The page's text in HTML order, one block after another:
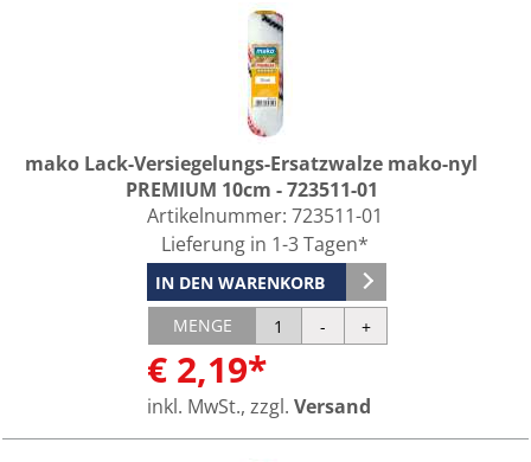
mako Lack-Versiegelungs-Ersatzwalze mako-nyl
PREMIUM 10cm - 723511-01
Artikelnummer:723511-01
Lieferung in 1-3 Tagen*
IN DEN WARENKORB
MENGE
€ 2,19*
inkl. MwSt., zzgl. Versand